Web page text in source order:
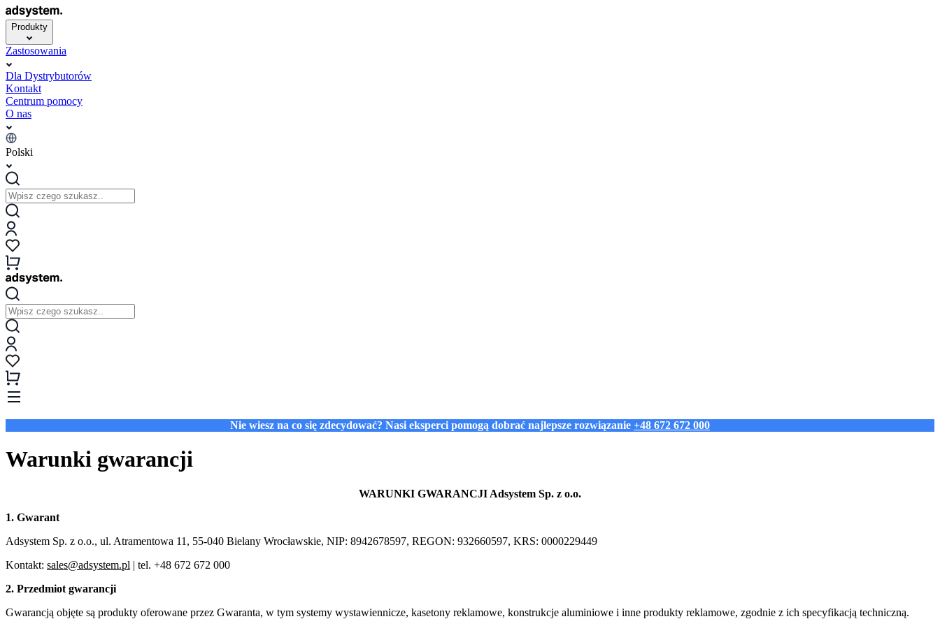
Produkty
Zastosowania
Dla Dystrybutorów
Kontakt
Centrum pomocy
O nas
Polski
Nie wiesz na co się zdecydować? Nasi eksperci pomogą dobrać najlepsze rozwiązanie +48 672 672 000
Warunki gwarancji
WARUNKI GWARANCJI Adsystem Sp. z o.o.
1. Gwarant
Adsystem Sp. z o.o., ul. Atramentowa 11, 55‑040 Bielany Wrocławskie, NIP: 8942678597, REGON: 932660597, KRS: 0000229449
Kontakt: sales@adsystem.pl | tel. +48 672 672 000
2. Przedmiot gwarancji
Gwarancją objęte są produkty oferowane przez Gwaranta, w tym systemy wystawiennicze, kasetony reklamowe, konstrukcje aluminiowe i inne produkty reklamowe, zgodnie z ich specyfikacją techniczną.